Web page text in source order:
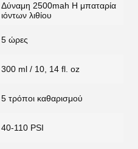
Δύναμη 2500mah Η μπαταρία
ιόντων λιθίου
5 ώρες
300 ml / 10, 14 fl. oz
5 τρόποι καθαρισμού
40-110 PSI